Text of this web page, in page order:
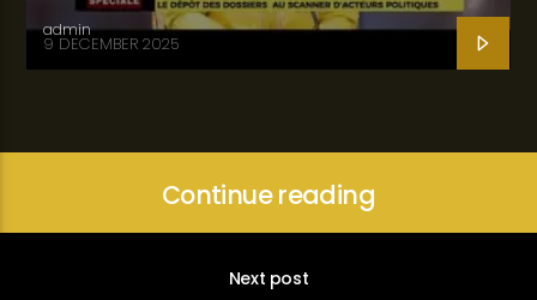
admin
9 DECEMBER 2025
Continue reading
Next post